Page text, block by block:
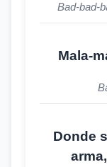
Bad-bad-
Mala-
Donde